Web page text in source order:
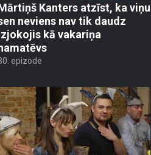
Kanters atzīst, ka viņu
neviens nav tik daudz
kā vakariņa
epizode